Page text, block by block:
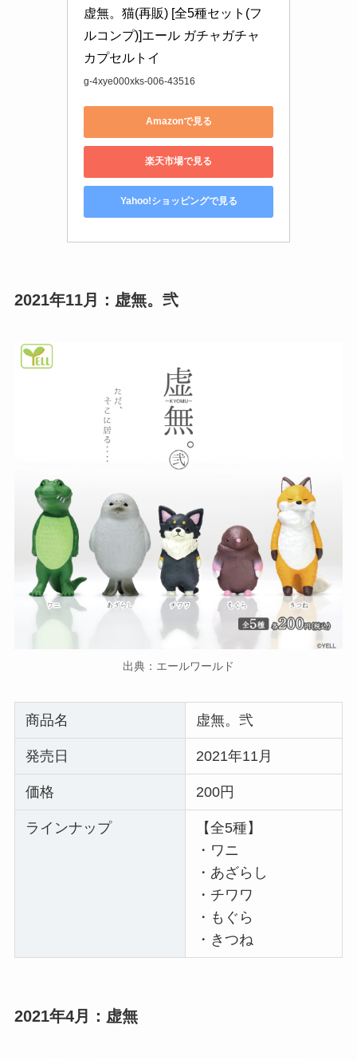
虚無。猫(再販) [全5種セット(フ
ルコンプ)]エール ガチャガチャ
カプセルトイ
g-4xye000xks-006-43516
Amazonで見る
楽天市場で見る
Yahoo!ショッピングで見る
2021年11月： 虚無。弐
出典：エールワールド
商品名 虚無。弐
発売日 2021年11月
価格 200円
ラインナップ
【全5種】
・ワニ
・あざらし
・チワワ
・もぐら
・きつね
2021年4月： 虚無